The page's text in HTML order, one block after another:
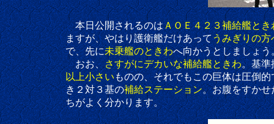
本日公開されるのはＡＯＥ４２３補給艦とき
ますが、やはり護衛艦だけあってうみぎりの方
で、先に未乗艦のときわへ向かうとしましょう
おお、さすがにデカいな補給艦ときわ。基準
以上小さいものの、それでもこの巨体は圧倒
き２対３基の補給ステーション。お腹をすか
ちがよく分かります。